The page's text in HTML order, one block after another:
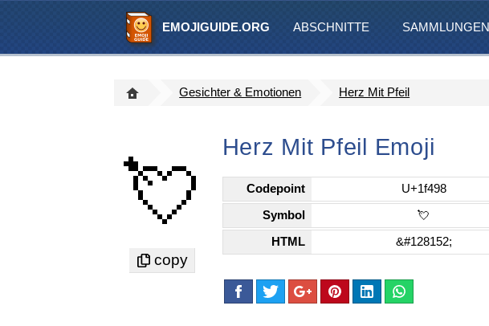
EMOJIGUIDE.ORG ABSCHNITTE SAMMLUNGEN
Gesichter & Emotionen Herz Mit Pfeil
💘
Herz Mit Pfeil Emoji
Codepoint U+1f498
Symbol 💘
HTML &#128152;